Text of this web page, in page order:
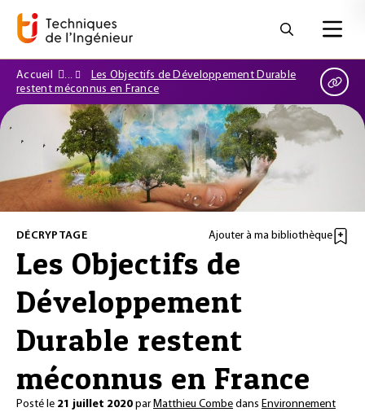
Accueil
Les Objectifs de Développement Durable
restent méconnus en France
DÉCRYPTAGE Ajouter à ma bibliothèque
Les Objectifs de
Développement
Durable restent
méconnus en France
Posté le 21 juillet 2020 parMatthieu Combe dans Environnement